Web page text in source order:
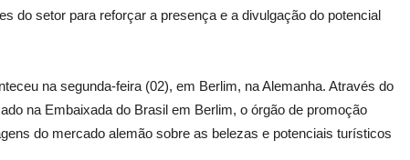
do setor para reforçar a presença e a divulgação do potencial
na segunda-feira (02), em Berlim, na Alemanha. Através do
na Embaixada do Brasil em Berlim, o órgão de promoção
do mercado alemão sobre as belezas e potenciais turísticos